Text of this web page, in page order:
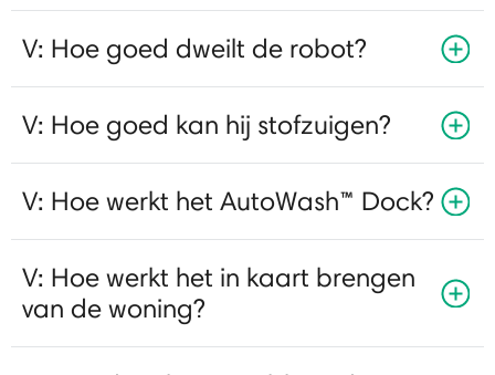
V: Hoe goed dweilt de robot?
V: Hoe goed kan hij stofzuigen?
V: Hoe werkt het AutoWash™ Dock?
V: Hoe werkt het in kaart brengen
van de woning?